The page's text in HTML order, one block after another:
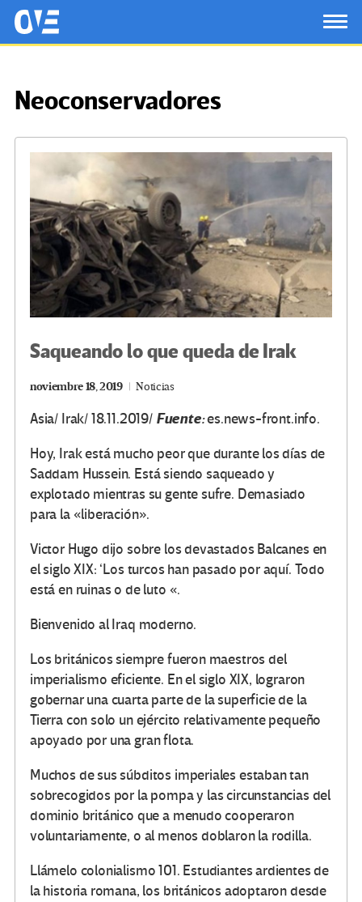
Saltar al contenido principal
OtrasVocesenEducacion.org
Neoconservadores
Saqueando lo que queda de Irak
noviembre 18, 2019 Noticias
Asia/ Irak/ 18.11.2019/ Fuente:es.news-front.info.
Hoy, Irak está mucho peor que durante los días de
Saddam Hussein. Está siendo saqueado y
explotado mientras su gente sufre. Demasiado
para la «liberación».
Victor Hugo dijo sobre los devastados Balcanes en
el siglo XIX: ‘Los turcos han pasado por aquí. Todo
está en ruinas o de luto «.
Bienvenido al Iraq moderno.
Los británicos siempre fueron maestros del
imperialismo eficiente. En el siglo XIX, lograron
gobernar una cuarta parte de la superficie de la
Tierra con solo un ejército relativamente pequeño
apoyado por una gran flota.
Muchos de sus súbditos imperiales estaban tan
sobrecogidos por la pompa y las circunstancias del
dominio británico que a menudo cooperaron
voluntariamente, o al menos doblaron la rodilla.
Llámelo colonialismo 101. Estudiantes ardientes de
la historia romana, los británicos adoptaron desde